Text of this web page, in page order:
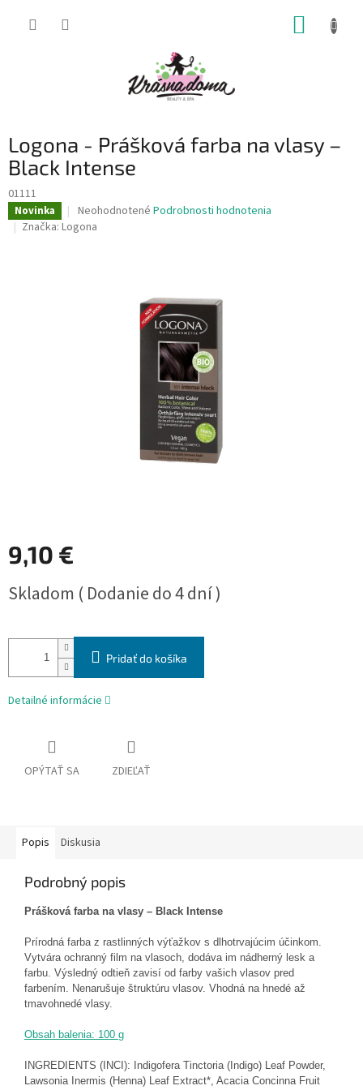
Logona - Prášková farba na vlasy –
Black Intense
01111
Novinka
Priemerné
hodnotenie
Neohodnotené Podrobnosti hodnotenia
Značka: Logona
9,10 €
cena:
Skladom ( Dodanie do 4 dní )
Pridať do košíka
Detailné informácie
OPÝTAŤ SA ZDIEĽAŤ
Popis Diskusia
Podrobný popis
Prášková farba na vlasy – Black Intense
Prírodná farba z rastlinných výťažkov s dlhotrvajúcim účinkom.
Vytvára ochranný film na vlasoch, dodáva im nádherný lesk a
farbu. Výsledný odtieň zavisí od farby vašich vlasov pred
farbením. Nenarušuje štruktúru vlasov. Vhodná na hnedé až
tmavohnedé vlasy.
Obsah balenia: 100 g
INGREDIENTS (INCI): Indigofera Tinctoria (Indigo) Leaf Powder,
Lawsonia Inermis (Henna) Leaf Extract*, Acacia Concinna Fruit